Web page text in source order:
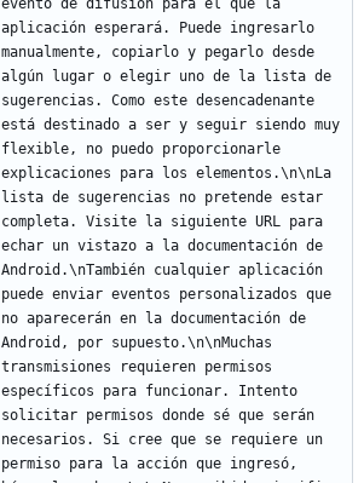
aplicación esperará. Puede ingresarlo
manualmente, copiarlo y pegarlo desde
algún lugar o elegir uno de la lista de
sugerencias. Como este desencadenante
está destinado a ser y seguir siendo muy
flexible, no puedo proporcionarle
explicaciones para los elementos.\n\nLa
lista de sugerencias no pretende estar
completa. Visite la siguiente URL para
echar un vistazo a la documentación de
Android.\nTambién cualquier aplicación
puede enviar eventos personalizados que
no aparecerán en la documentación de
Android, por supuesto.\n\nMuchas
transmisiones requieren permisos
específicos para funcionar. Intento
solicitar permisos donde sé que serán
necesarios. Si cree que se requiere un
permiso para la acción que ingresó,